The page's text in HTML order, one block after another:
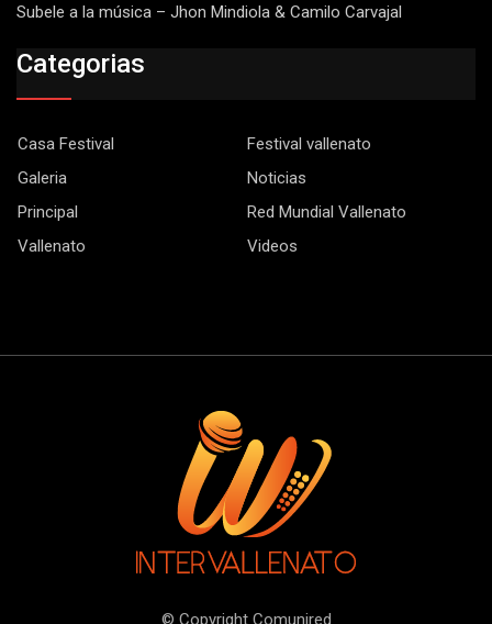
Subele a la música – Jhon Mindiola & Camilo Carvajal
Categorias
Casa Festival
Festival vallenato
Galeria
Noticias
Principal
Red Mundial Vallenato
Vallenato
Videos
© Copyright Comunired